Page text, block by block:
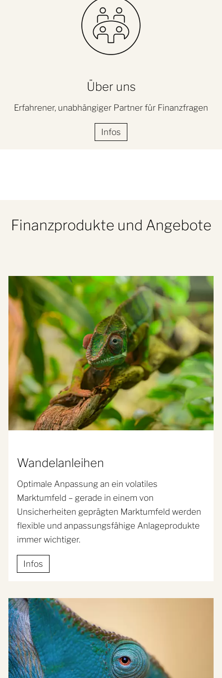
Über uns
Erfahrener, unabhängiger Partner für Finanzfragen
Infos
Finanzprodukte und Angebote
Wandelanleihen
Optimale Anpassung an ein volatiles
Marktumfeld – gerade in einem von
Unsicherheiten geprägten Marktumfeld werden
flexible und anpassungsfähige Anlageprodukte
immer wichtiger.
Infos